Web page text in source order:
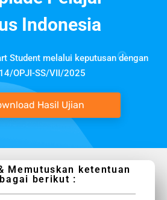
Indonesia
Student melalui keputusan dengan
OPJI-SS/VII/2025
Hasil Ujian
Memutuskan ketentuan
berikut :